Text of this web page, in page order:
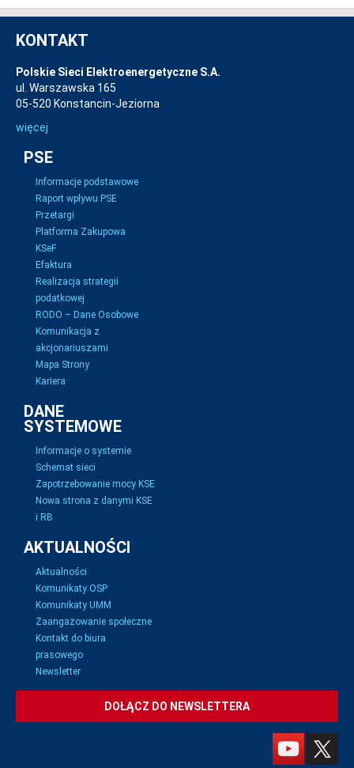
KONTAKT
Polskie Sieci Elektroenergetyczne S.A.
ul. Warszawska 165
05-520 Konstancin-Jeziorna
więcej
PSE
Informacje podstawowe
Raport wpływu PSE
Przetargi
Platforma Zakupowa
KSeF
Efaktura
Realizacja strategii
podatkowej
RODO – Dane Osobowe
Komunikacja z
akcjonariuszami
Mapa Strony
Kariera
DANE
SYSTEMOWE
Informacje o systemie
Schemat sieci
Zapotrzebowanie mocy KSE
Nowa strona z danymi KSE
i RB
AKTUALNOŚCI
Aktualności
Komunikaty OSP
Komunikaty UMM
Zaangażowanie społeczne
Kontakt do biura
prasowego
Newsletter
DOŁĄCZ DO NEWSLETTERA